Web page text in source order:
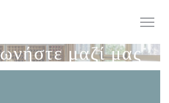
(Cookies)
μαζί μας